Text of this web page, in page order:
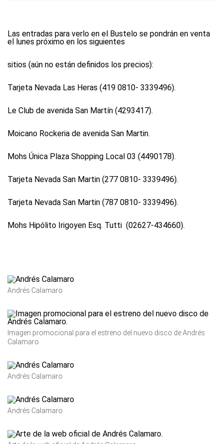
Las entradas para verlo en el Bustelo se pondrán en venta
el lunes próximo en los siguientes
sitios (aún no están definidos los precios):
Tarjeta Nevada Las Heras (419 0810- 3339496).
Le Club de avenida San Martín (4293417).
Moicano Rockeria de avenida San Martin.
Mohs Única Plaza Shopping Local 03 (4490178).
Tarjeta Nevada San Martin (277 0810- 3339496).
Tarjeta Nevada San Martin (787 0810- 3339496).
Mohs Hipólito Irigoyen Esq. Tutti (02627-434660).
Andrés Calamaro
Imagen promocional para el estreno del nuevo disco de Andrés
Calamaro.
Andrés Calamaro
Andrés Calamaro